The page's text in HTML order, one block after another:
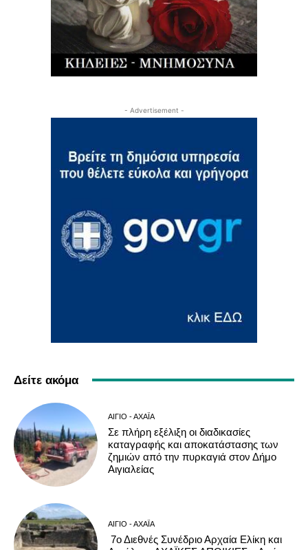
- Advertisement -
Δείτε ακόμα
ΑΊΓΙΟ - ΑΧΑΪ́Α
Σε πλήρη εξέλιξη οι διαδικασίες
καταγραφής και αποκατάστασης των
ζημιών από την πυρκαγιά στον Δήμο
Αιγιαλείας
ΑΊΓΙΟ - ΑΧΑΪ́Α
7ο Διεθνές Συνέδριο Αρχαία Ελίκη και